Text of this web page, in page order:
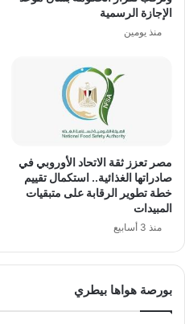
الإجازة الرسمية
منذ يومين
مصر تعزز ثقة الاتحاد الأوروبي في
صادراتها الغذائية.. استكمال تقييم
خطة تطوير الرقابة على متبقيات
المبيدات
منذ 3 أسابيع
بورصة هواها بيطري